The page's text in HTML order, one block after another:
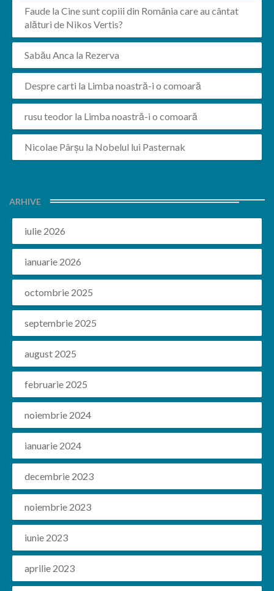
Faude la Cine sunt copiii din România care au cântat
alături de Nikos Vertis?
Sabău Anca la Rezerva
Despre carti la Limba noastră-i o comoară
rusu teodor la Limba noastră-i o comoară
Nicolae Pârșu la Nobelul lui Pasternak
ARHIVE
iulie 2026
ianuarie 2026
octombrie 2025
septembrie 2025
august 2025
februarie 2025
noiembrie 2024
ianuarie 2024
decembrie 2023
noiembrie 2023
iunie 2023
aprilie 2023